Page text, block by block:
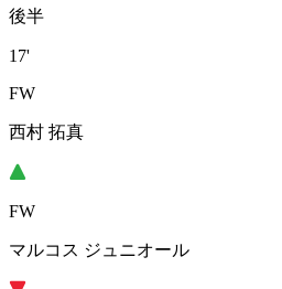
後半
17'
FW
西村 拓真
FW
マルコス ジュニオール